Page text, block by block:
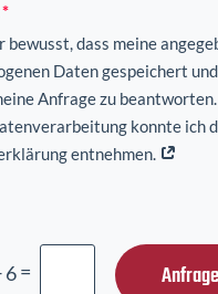
bewusst, dass meine
Daten gespeichert
Anfrage zu
konnte ich
entnehmen.
6=